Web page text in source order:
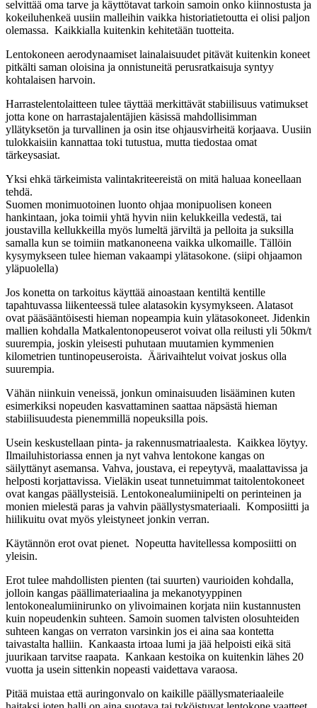
selvittää oma tarve ja käyttötavat tarkoin samoin onko kiinnostusta ja
kokeiluhenkeä uusiin malleihin vaikka historiatietoutta ei olisi paljon
olemassa. Kaikkialla kuitenkin kehitetään tuotteita.
Lentokoneen aerodynaamiset lainalaisuudet pitävät kuitenkin koneet
pitkälti saman oloisina ja onnistuneitä perusratkaisuja syntyy
kohtalaisen harvoin.
Harrastelentolaitteen tulee täyttää merkittävät stabiilisuus vatimukset
jotta kone on harrastajalentäjien käsissä mahdollisimman
yllätyksetön ja turvallinen ja osin itse ohjausvirheitä korjaava. Uusiin
tulokkaisiin kannattaa toki tutustua, mutta tiedostaa omat
tärkeysasiat.
Yksi ehkä tärkeimista valintakriteereistä on mitä haluaa koneellaan
tehdä.
Suomen monimuotoinen luonto ohjaa monipuolisen koneen
hankintaan, joka toimii yhtä hyvin niin kelukkeilla vedestä, tai
joustavilla kellukkeilla myös lumeltä järviltä ja pelloita ja suksilla
samalla kun se toimiin matkanoneena vaikka ulkomaille. Tällöin
kysymykseen tulee hieman vakaampi ylätasokone. (siipi ohjaamon
yläpuolella)
Jos konetta on tarkoitus käyttää ainoastaan kentiltä kentille
tapahtuvassa liikenteessä tulee alatasokin kysymykseen. Alatasot
ovat pääsääntöisesti hieman nopeampia kuin ylätasokoneet. Jidenkin
mallien kohdalla Matkalentonopeuserot voivat olla reilusti yli 50km/t
suurempia, joskin yleisesti puhutaan muutamien kymmenien
kilometrien tuntinopeuseroista. Äärivaihtelut voivat joskus olla
suurempia.
Vähän niinkuin veneissä, jonkun ominaisuuden lisääminen kuten
esimerkiksi nopeuden kasvattaminen saattaa näpsästä hieman
stabiilisuudesta pienemmillä nopeuksilla pois.
Usein keskustellaan pinta- ja rakennusmatriaalesta. Kaikkea löytyy.
Ilmailuhistoriassa ennen ja nyt vahva lentokone kangas on
säilyttänyt asemansa. Vahva, joustava, ei repeytyvä, maalattavissa ja
helposti korjattavissa. Vieläkin useat tunnetuimmat taitolentokoneet
ovat kangas päällysteisiä. Lentokonealumiinipelti on perinteinen ja
monien mielestä paras ja vahvin päällystysmateriaali. Komposiitti ja
hiilikuitu ovat myös yleistyneet jonkin verran.
Käytännön erot ovat pienet. Nopeutta havitellessa komposiitti on
yleisin.
Erot tulee mahdollisten pienten (tai suurten) vaurioiden kohdalla,
jolloin kangas päällimateriaalina ja mekanotyyppinen
lentokonealumiinirunko on ylivoimainen korjata niin kustannusten
kuin nopeudenkin suhteen. Samoin suomen talvisten olosuhteiden
suhteen kangas on verraton varsinkin jos ei aina saa kontetta
taivastalta halliin. Kankaasta irtoaa lumi ja jää helpoisti eikä sitä
juurikaan tarvitse raapata. Kankaan kestoika on kuitenkin lähes 20
vuotta ja usein sittenkin nopeasti vaidettava varaosa.
Pitää muistaa että auringonvalo on kaikille päällysmateriaaleile